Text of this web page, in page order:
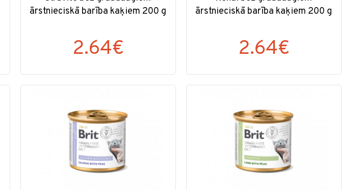
ārstnieciskā barība kaķiem 200 g
2.64€
ārstnieciskā barība kaķiem 200 g
2.64€